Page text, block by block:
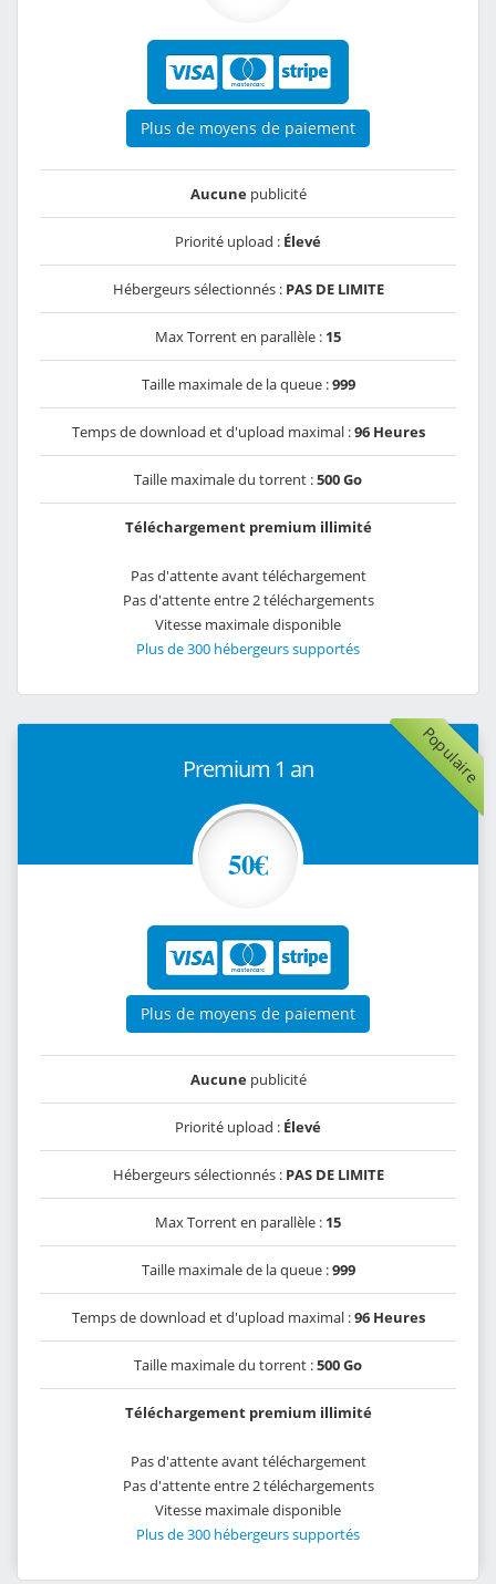
Plus de moyens de paiement
Aucunepublicité
Priorité upload : Élevé
Hébergeurs sélectionnés : PAS DE LIMITE
Max Torrent en parallèle : 15
Taille maximale de la queue :999
Temps de download et d'upload maximal :96 Heures
Taille maximale du torrent :500 Go
Téléchargement premium illimité
Pas d'attente avant téléchargement
Pas d'attente entre 2 téléchargements
Vitesse maximale disponible
Plus de 300 hébergeurs supportés
Populaire
Premium 1 an
50€
Plus de moyens de paiement
Aucunepublicité
Priorité upload : Élevé
Hébergeurs sélectionnés : PAS DE LIMITE
Max Torrent en parallèle : 15
Taille maximale de la queue :999
Temps de download et d'upload maximal :96 Heures
Taille maximale du torrent :500 Go
Téléchargement premium illimité
Pas d'attente avant téléchargement
Pas d'attente entre 2 téléchargements
Vitesse maximale disponible
Plus de 300 hébergeurs supportés